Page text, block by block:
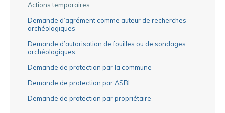
Actions temporaires
Demande d’agrément comme auteur de recherches
archéologiques
Demande d’autorisation de fouilles ou de sondages
archéologiques
Demande de protection par la commune
Demande de protection par ASBL
Demande de protection par propriétaire